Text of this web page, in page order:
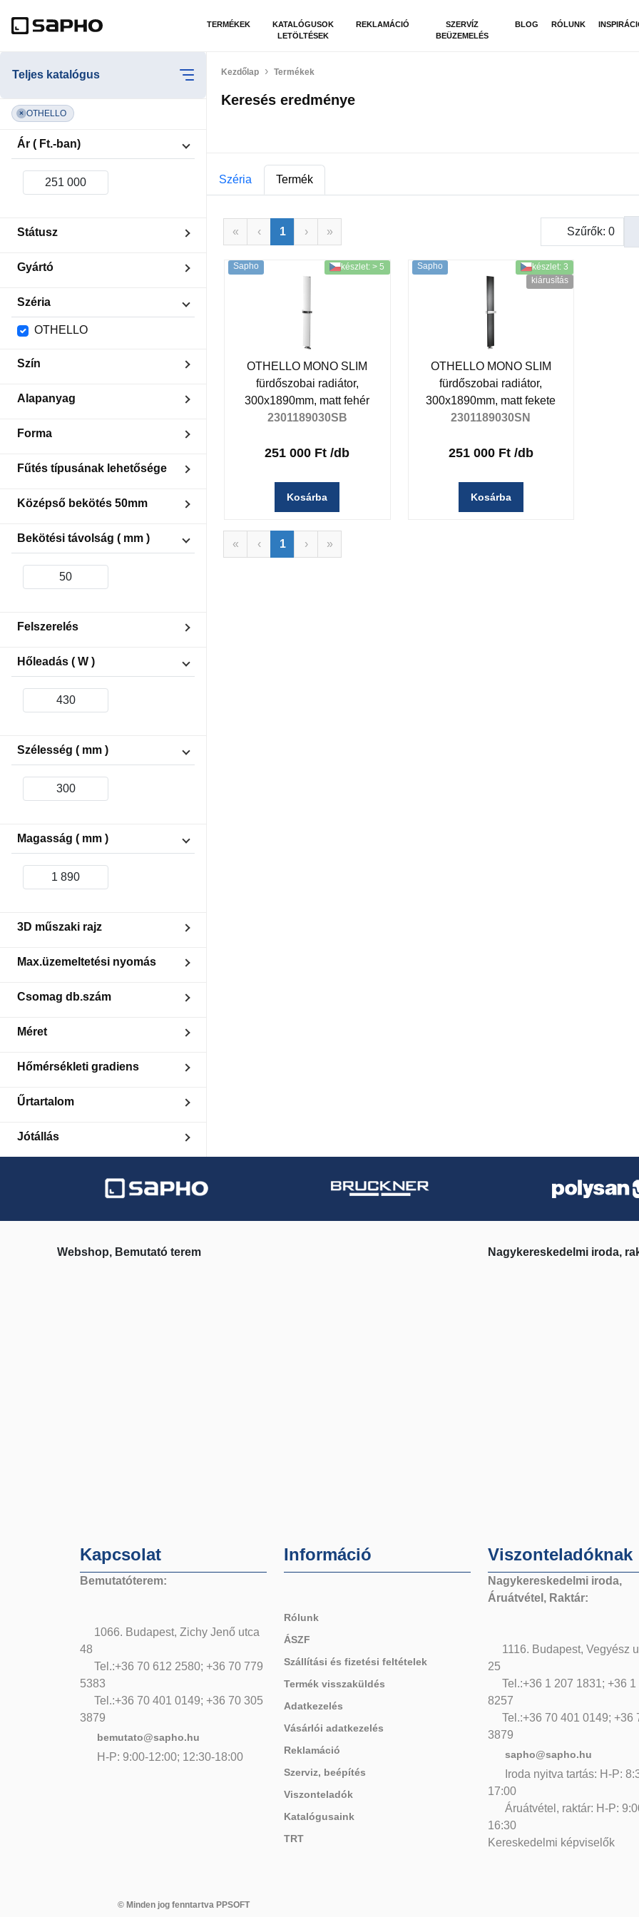
TERMÉKEK
KATALÓGUSOK
LETÖLTÉSEK
REKLAMÁCIÓ
SZERVÍZ
BEÜZEMELÉS
BLOG RÓLUNK
Teljes katalógus
× OTHELLO
Ár ( Ft.-ban)
Státusz
Készleten
Kiárusítás
Gyártó
Ridea
Széria
OTHELLO
Szín
Fekete matt
Alapanyag
Forma
Tábla
Fűtés típusának lehetősége
Központi fűtés
Középső bekötés 50mm
Szimmetrikus (középen)
Bekötési távolság ( mm )
Felszerelés
Towel holder: included
Hőleadás ( W )
Szélesség ( mm )
Magasság ( mm )
3D műszaki rajz
Van
Max.üzemeltetési nyomás
Csomag db.szám
Méret
300x1890 mm
Hőmérsékleti gradiens
75/65/20 °C
Űrtartalom
0.9
Jótállás
Kezdőlap Termékek
Keresés eredménye
Széria Termék
« ‹ 1 › » Szűrők: 0
Sapho készlet: > 5
OTHELLO MONO SLIM
fürdőszobai radiátor,
300x1890mm, matt fehér
2301189030SB
251 000 Ft /db
Kosárba
Sapho
készlet: 3
kiárusítás
OTHELLO MONO SLIM
fürdőszobai radiátor,
300x1890mm, matt fekete
2301189030SN
251 000 Ft /db
Kosárba
« ‹ 1 › »
Webshop, Bemutató terem Nagykereskedelmi iroda,
Kapcsolat
Bemutatóterem:
1066. Budapest, Zichy Jenő utca
48
Tel.:+36 70 612 2580; +36 70 779
5383
Tel.:+36 70 401 0149; +36 70 305
3879
bemutato@sapho.hu
H-P: 9:00-12:00; 12:30-18:00
Információ
Rólunk
ÁSZF
Szállítási és fizetési feltételek
Termék visszaküldés
Adatkezelés
Vásárlói adatkezelés
Reklamáció
Szerviz, beépítés
Viszonteladók
Katalógusaink
TRT
Viszonteladóknak
Nagykereskedelmi iroda,
Áruátvétel, Raktár:
1116. Budapest, Vegyész
25
Tel.:+36 1 207 1831; +36 1
8257
Tel.:+36 70 401 0149; +36
3879
sapho@sapho.hu
Iroda nyitva tartás: H-P:
17:00
Áruátvétel, raktár: H-P:
16:30
Kereskedelmi képviselők
© Minden jog fenntartva PPSOFT